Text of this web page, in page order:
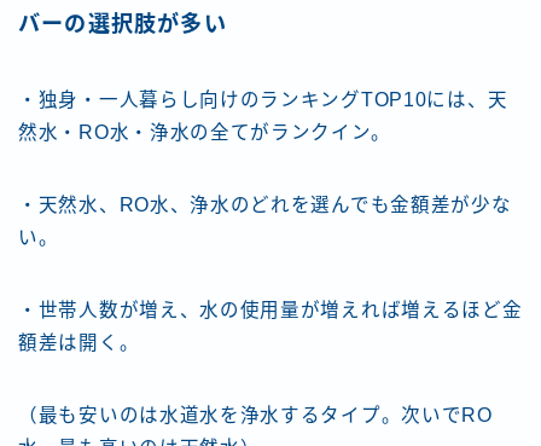
バーの選択肢が多い
・独身・一人暮らし向けのランキングTOP10には、天
然水・RO水・浄水の全てがランクイン。
・天然水、RO水、浄水のどれを選んでも金額差が少な
い。
・世帯人数が増え、水の使用量が増えれば増えるほど金
額差は開く。
（最も安いのは水道水を浄水するタイプ。次いでRO